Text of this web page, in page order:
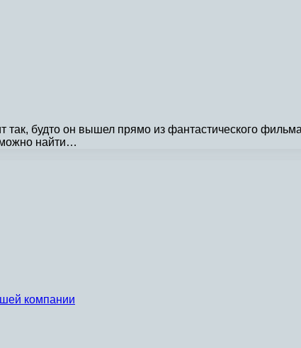
так, будто он вышел прямо из фантастического
найти…
компании